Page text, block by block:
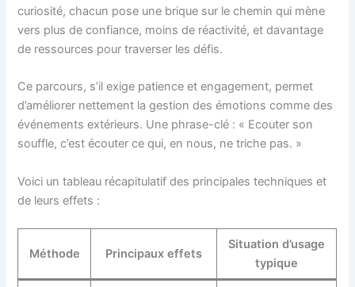
curiosité, chacun pose une brique sur le chemin qui mène
vers plus de confiance, moins de réactivité, et davantage
de ressources pour traverser les défis.
Ce parcours, s’il exige patience et engagement, permet
d’améliorer nettement la gestion des émotions comme des
événements extérieurs. Une phrase-clé : « Ecouter son
souffle, c’est écouter ce qui, en nous, ne triche pas. »
Voici un tableau récapitulatif des principales techniques et
de leurs effets :
Méthode Principaux effets
Situation d’usage
typique